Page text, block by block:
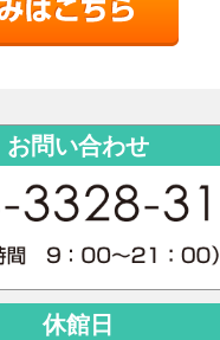
お問い合わせ
休館日